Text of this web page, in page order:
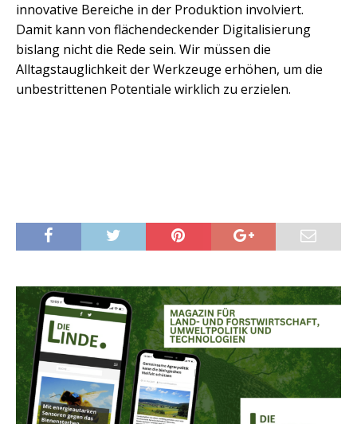
innovative Bereiche in der Produktion involviert.
Damit kann von flächendeckender Digitalisierung
bislang nicht die Rede sein. Wir müssen die
Alltagstauglichkeit der Werkzeuge erhöhen, um die
unbestrittenen Potentiale wirklich zu erzielen.